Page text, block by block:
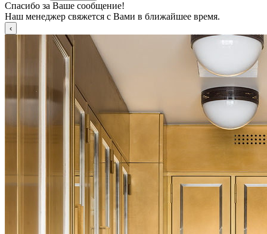
Спасибо за Ваше сообщение!
Наш менеджер свяжется с Вами в ближайшее время.